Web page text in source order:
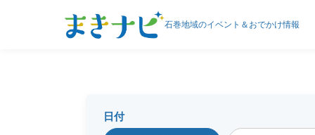
石巻地域のイベント＆おでかけ情報
日付